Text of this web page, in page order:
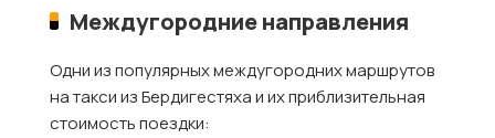
Междугородние направления
Одни из популярных междугородних маршрутов
на такси из Бердигестяха и их приблизительная
стоимость поездки: